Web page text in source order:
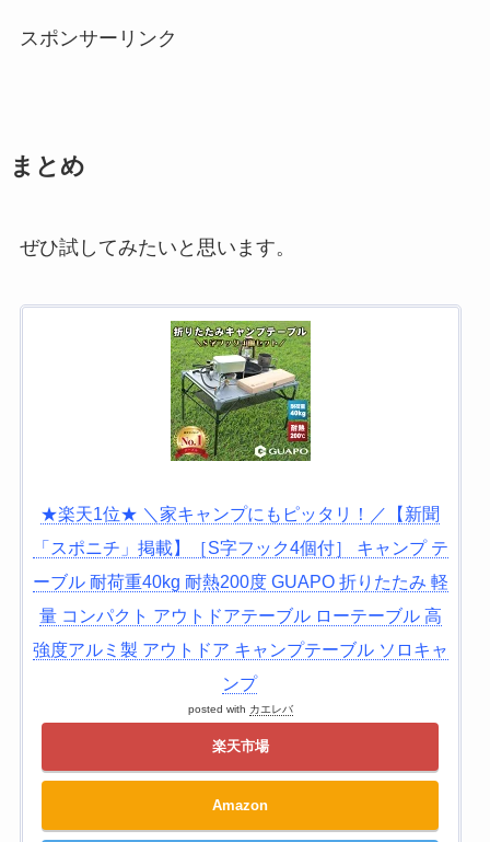
スポンサーリンク
まとめ
ぜひ試してみたいと思います。
★楽天1位★ ＼家キャンプにもピッタリ！／【新聞
「スポニチ」掲載】［S字フック4個付］ キャンプ テ
ーブル 耐荷重40kg 耐熱200度 GUAPO 折りたたみ 軽
量 コンパクト アウトドアテーブル ローテーブル 高
強度アルミ製 アウトドア キャンプテーブル ソロキャ
ンプ
posted with カエレバ
楽天市場
Amazon